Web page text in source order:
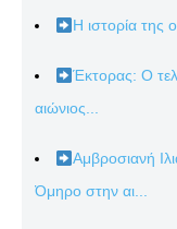
Η ιστορία της
Έκτορας: Ο
αιώνιος...
Αμβροσιανή
Όμηρο στην αι...